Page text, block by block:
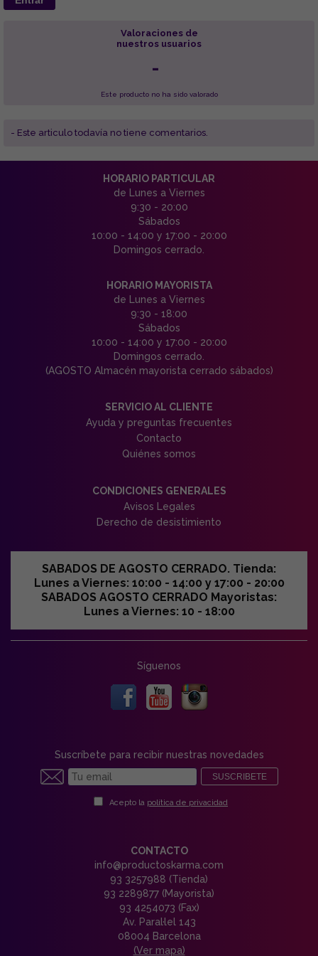
Valoraciones de
nuestros usuarios
-
Este producto no ha sido valorado
- Este articulo todavía no tiene comentarios.
HORARIO PARTICULAR
de Lunes a Viernes
9:30 - 20:00
Sábados
10:00 - 14:00 y 17:00 - 20:00
Domingos cerrado.
HORARIO MAYORISTA
de Lunes a Viernes
9:30 - 18:00
Sábados
10:00 - 14:00 y 17:00 - 20:00
Domingos cerrado.
(AGOSTO Almacén mayorista cerrado sábados)
SERVICIO AL CLIENTE
Ayuda y preguntas frecuentes
Contacto
Quiénes somos
CONDICIONES GENERALES
Avisos Legales
Derecho de desistimiento
SABADOS DE AGOSTO CERRADO. Tienda:
Lunes a Viernes: 10:00 - 14:00 y 17:00 - 20:00
SABADOS AGOSTO CERRADO Mayoristas:
Lunes a Viernes: 10 - 18:00
Síguenos
Suscríbete para recibir nuestras novedades
SUSCRIBETE
Acepto la política de privacidad
CONTACTO
info@productoskarma.com
93 3257988 (Tienda)
93 2289877 (Mayorista)
93 4254073 (Fax)
Av. Paral·lel 143
08004 Barcelona
(Ver mapa)